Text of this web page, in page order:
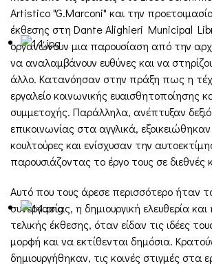
Artistico "G.Marconi" και την
έκθεσης στη Dante Alighieri Municipal
οργανώνουν μια παρουσίαση από την
να αναλαμβάνουν ευθύνες και να
άλλο. Κατανόησαν στην πράξη πως η
εργαλείο κοινωνικής ευαισθητοποίησης
συμμετοχής. Παράλληλα, ανέπτυξαν
επικοινωνίας στα αγγλικά,
κουλτούρες και ενίσχυσαν την
παρουσιάζοντας το έργο τους σε διεθνές
Αυτό που τους άρεσε περισσότερο ήταν
συνεργασίας, η δημιουργική ελευθερία
τελικής έκθεσης, όταν είδαν τις ιδέες
μορφή και να εκτίθενται δημόσια.
δημιουργήθηκαν, τις κοινές στιγμές στα